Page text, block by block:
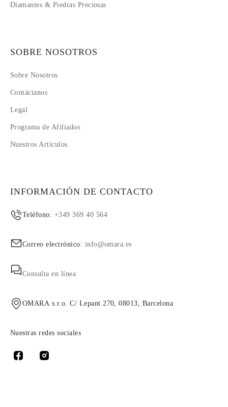
Diamantes & Piedras Preciosas
SOBRE NOSOTROS
Sobre Nosotros
Contáctanos
Legal
Programa de Afiliados
Nuestros Artículos
INFORMACIÓN DE CONTACTO
Teléfono: +349 369 40 564
Correo electrónico: info@omara.es
Consulta en línea
OMARA s.r.o. C/ Lepant 270, 08013, Barcelona
Nuestras redes sociales